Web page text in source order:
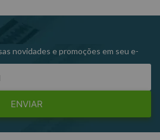
novidades e promoções em seu e-
ENVIAR